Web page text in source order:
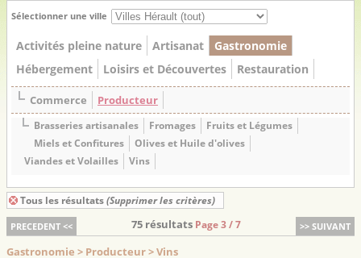
Sélectionner une ville
Activités pleine nature Artisanat
Gastronomie
Hébergement
Loisirs et Découvertes Restauration
Commerce Producteur
Brasseries artisanales Fromages
Fruits et Légumes
Miels et Confitures
Olives et Huile d'olives
Viandes et Volailles
Vins
Tous les résultats (Supprimer les critères)
PRECEDENT << >> SUIVANT
75 résultats Page 3 / 7
Gastronomie > Producteur > Vins